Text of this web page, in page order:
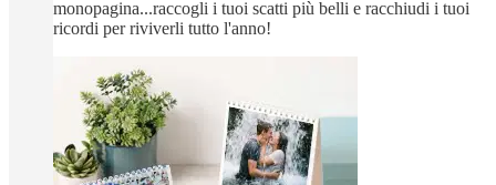
monopagina...raccogli i tuoi scatti più belli e racchiudi i tuoi
ricordi per riviverli tutto l'anno!